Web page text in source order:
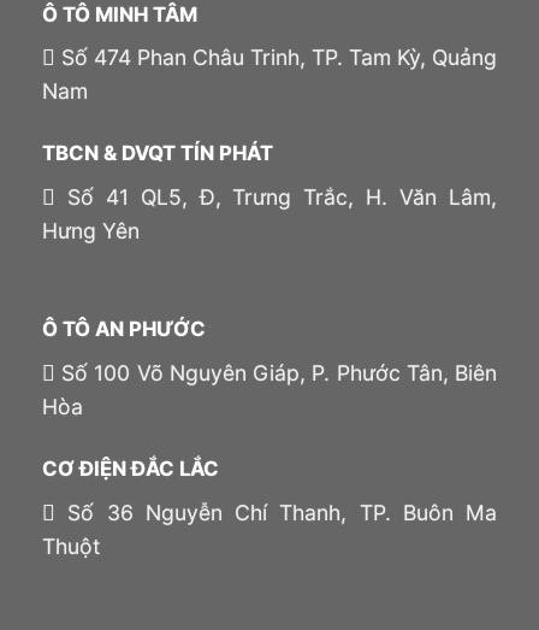
Ô TÔ MINH TÂM
Số 474 Phan Châu Trinh, TP. Tam Kỳ, Quảng
Nam
TBCN & DVQT TÍN PHÁT
Số 41 QL5, Đ, Trưng Trắc, H. Văn Lâm,
Hưng Yên
Ô TÔ AN PHƯỚC
Số 100 Võ Nguyên Giáp, P. Phước Tân, Biên
Hòa
CƠ ĐIỆN ĐẮC LẮC
Số 36 Nguyễn Chí Thanh, TP. Buôn Ma
Thuột